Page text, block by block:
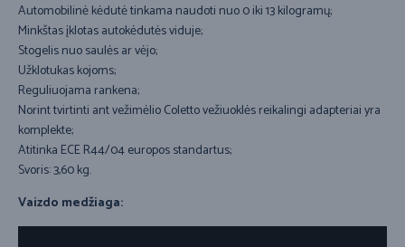
Automobilinė kėdutė tinkama naudoti nuo 0 iki 13 kilogramų;
Minkštas įklotas autokėdutės viduje;
Stogelis nuo saulės ar vėjo;
Užklotukas kojoms;
Reguliuojama rankena;
Norint tvirtinti ant vežimėlio Coletto vežiuoklės reikalingi adapteriai yra
komplekte;
Atitinka ECE R44/04 europos standartus;
Svoris: 3,60 kg.
Vaizdo medžiaga: